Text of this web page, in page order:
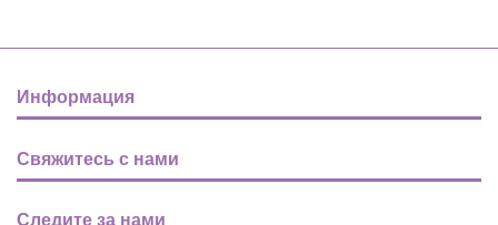
Информация
Свяжитесь с нами
Следите за нами